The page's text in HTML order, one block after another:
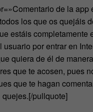
de la app
los que os quejáis
estáis completamente
por entrar en
quiera de él de
que te acosen, pues
que te hagan
quejes.[/pullquote]